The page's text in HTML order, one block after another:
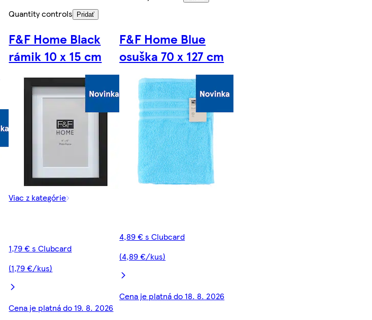
Quantity controls
Pridať
F&F Home Black
rámik 10 x 15 cm
Viac z kategórie
1,79 € s Clubcard
(1,79 €/kus)
Cena je platná do 19. 8. 2026
F&F Home Blue
osuška 70 x 127 cm
4,89 € s Clubcard
(4,89 €/kus)
Cena je platná do 18. 8. 2026